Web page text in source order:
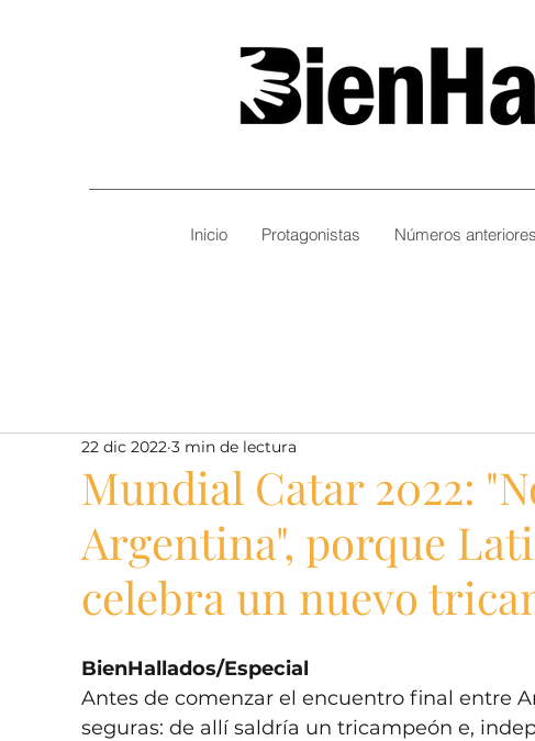
Inicio Protagonistas Números anteriores
Mundial Catar 2022:
Argentina", porque
celebra un nuevo
22 dic 2022 3 min de lectura
BienHallados/Especial
Antes de comenzar el encuentro final entre
seguras: de allí saldría un tricampeón e,